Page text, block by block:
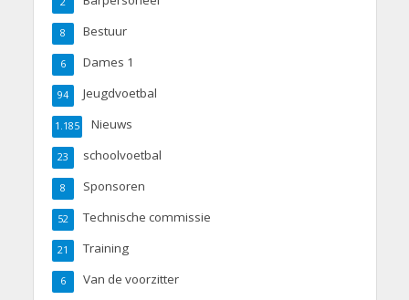
Bestuur
8
Dames 1
6
Jeugdvoetbal
94
Nieuws
1.185
schoolvoetbal
23
Sponsoren
8
Technische commissie
52
Training
21
Van de voorzitter
6